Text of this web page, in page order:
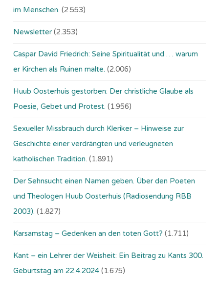
im Menschen. (2.553)
Newsletter (2.353)
Caspar David Friedrich: Seine Spiritualität und … warum
er Kirchen als Ruinen malte. (2.006)
Huub Oosterhuis gestorben: Der christliche Glaube als
Poesie, Gebet und Protest. (1.956)
Sexueller Missbrauch durch Kleriker – Hinweise zur
Geschichte einer verdrängten und verleugneten
katholischen Tradition. (1.891)
Der Sehnsucht einen Namen geben. Über den Poeten
und Theologen Huub Oosterhuis (Ra­dio­sen­dung RBB
2003). (1.827)
Karsamstag – Gedenken an den toten Gott? (1.711)
Kant – ein Lehrer der Weisheit: Ein Beitrag zu Kants 300.
Geburtstag am 22.4.2024 (1.675)